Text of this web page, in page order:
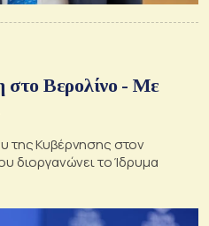
Βερολίνο - Με
της Κυβέρνησης στον
διοργανώνει το Ίδρυμα